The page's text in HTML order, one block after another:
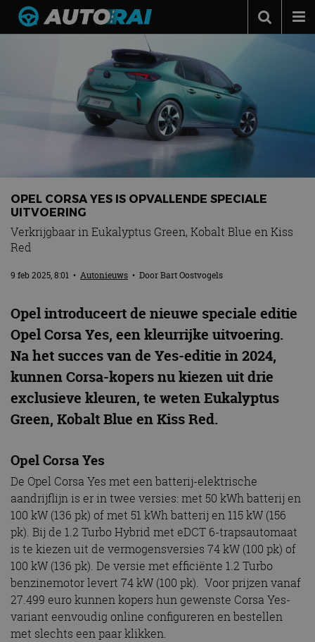
Automerken
Contact
MotorRAI.nl
OPEL CORSA YES IS OPVALLENDE SPECIALE
UITVOERING
Verkrijgbaar in Eukalyptus Green, Kobalt Blue en Kiss
Red
9 feb 2025, 8:01 • Autonieuws • DoorBart Oostvogels
Opel introduceert de nieuwe speciale editie
Opel Corsa Yes, een kleurrijke uitvoering.
Na het succes van de Yes-editie in 2024,
kunnen Corsa-kopers nu kiezen uit drie
exclusieve kleuren, te weten Eukalyptus
Green, Kobalt Blue en Kiss Red.
Opel Corsa Yes
De Opel Corsa Yes met een batterij-elektrische
aandrijflijn is er in twee versies: met 50 kWh batterij en
100 kW (136 pk) of met 51 kWh batterij en 115 kW (156
pk). Bij de 1.2 Turbo Hybrid met eDCT 6-trapsautomaat
is te kiezen uit de vermogensversies 74 kW (100 pk) of
100 kW (136 pk). De versie met efficiënte 1.2 Turbo
benzinemotor levert 74 kW (100 pk). Voor prijzen vanaf
27.499 euro kunnen kopers hun gewenste Corsa Yes-
variant eenvoudig online configureren en bestellen
met slechts een paar klikken.